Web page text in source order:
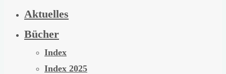
nach:
Aktuelles
Bücher
Index
Index 2025